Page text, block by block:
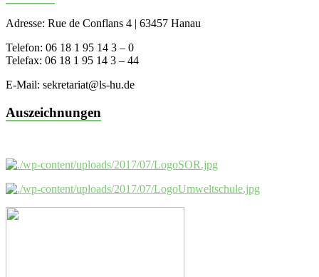
Adresse: Rue de Conflans 4 | 63457 Hanau
Telefon: 06 18 1 95 14 3 – 0
Telefax: 06 18 1 95 14 3 – 44
E-Mail: sekretariat@ls-hu.de
Auszeichnungen